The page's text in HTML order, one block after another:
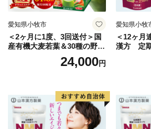
愛知県小牧市
＜2ヶ月に1度、3回送付＞国
産有機大麦若葉＆30種の野
菜 山本漢方 定期便
24,000円
愛知県小牧
＜12ヶ
漢方 定